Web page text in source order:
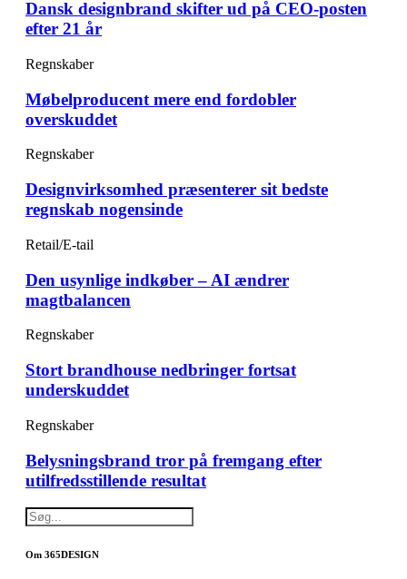
Dansk designbrand skifter ud på CEO-posten
efter 21 år
Regnskaber
Møbelproducent mere end fordobler
overskuddet
Regnskaber
Designvirksomhed præsenterer sit bedste
regnskab nogensinde
Retail/E-tail
Den usynlige indkøber – AI ændrer
magtbalancen
Regnskaber
Stort brandhouse nedbringer fortsat
underskuddet
Regnskaber
Belysningsbrand tror på fremgang efter
utilfredsstillende resultat
Om 365DESIGN